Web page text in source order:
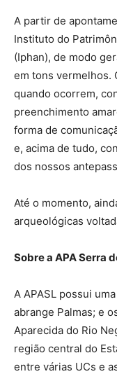
A partir de
Instituto do
(Iphan), de modo
em tons vermelhos.
quando ocorrem,
preenchimento
forma de
e, acima de tudo,
dos nossos
Até o momento,
arqueológicas
Sobre a APA Serra
A APASL possui
abrange Palmas; e
Aparecida do Rio
região central do
entre várias UCs e